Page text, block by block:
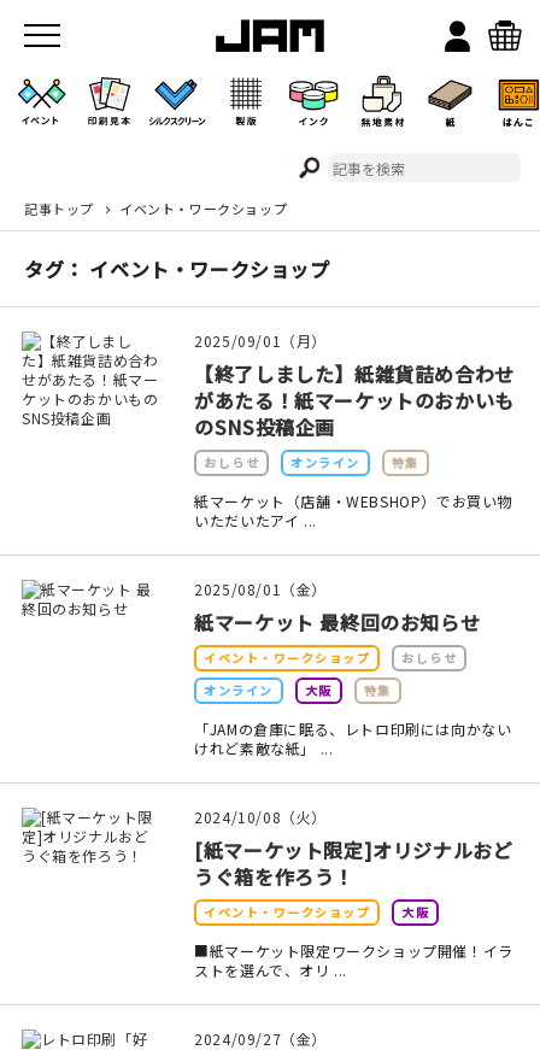
JAMのこと
お店/ワークスペース
印刷見本
シルクスクリーン
本
文房具
JAMグッズ
記事トップ イベント・ワークショップ
タグ： イベント・ワークショップ
2025/09/01（月）
【終了しました】紙雑貨詰め合わせ
があたる！紙マーケットのおかいも
のSNS投稿企画
おしらせ オンライン 特集
紙マーケット（店舗・WEBSHOP）でお買い物
いただいたアイ ...
2025/08/01（金）
紙マーケット 最終回のお知らせ
イベント・ワークショップ
おしらせ
オンライン
大阪 特集
「JAMの倉庫に眠る、レトロ印刷には向かない
けれど素敵な紙」 ...
2024/10/08（火）
[紙マーケット限定]オリジナルおど
うぐ箱を作ろう！
イベント・ワークショップ 大阪
■紙マーケット限定ワークショップ開催！イラ
ストを選んで、オリ ...
2024/09/27（金）